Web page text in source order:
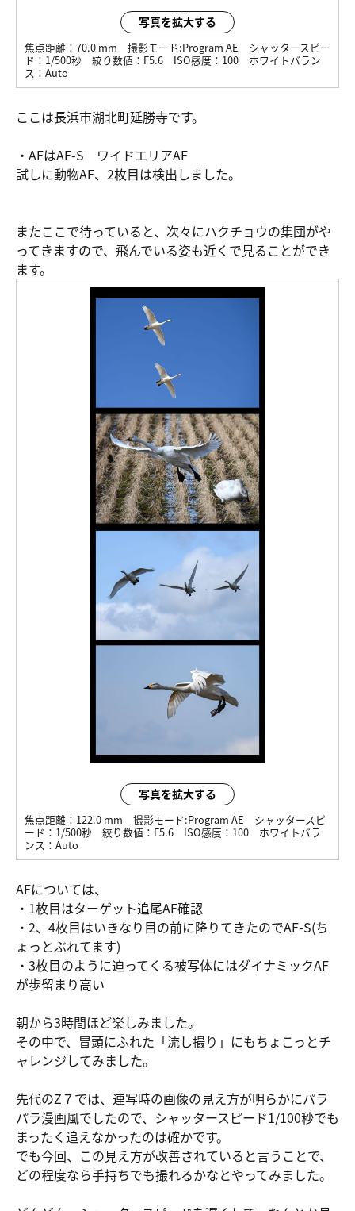
写真を拡大する
焦点距離： 70.0 mm 撮影モード:Program AE
シャッタースピー
ド： 1/500秒 絞り数値： F5.6 ISO感度： 100
ホワイトバラン
ス： Auto
ここは長浜市湖北町延勝寺です。
・AFはAF-S ワイドエリアAF
試しに動物AF、2枚目は検出しました。
またここで待っていると、次々にハクチョウの集団がや
ってきますので、飛んでいる姿も近くで見ることができ
ます。
写真を拡大する
焦点距離： 122.0 mm 撮影モード:Program AE
シャッタースピ
ード： 1/500秒 絞り数値： F5.6 ISO感度： 100
ホワイトバラ
ンス： Auto
AFについては、
・1枚目はターゲット追尾AF確認
・2、4枚目はいきなり目の前に降りてきたのでAF-S(ち
ょっとぶれてます)
・3枚目のように迫ってくる被写体にはダイナミックAF
が歩留まり高い
朝から3時間ほど楽しみました。
その中で、冒頭にふれた「流し撮り」にもちょこっとチ
ャレンジしてみました。
先代のZ７では、連写時の画像の見え方が明らかにパラ
パラ漫画風でしたので、シャッタースピード1/100秒でも
まったく追えなかったのは確かです。
でも今回、この見え方が改善されていると言うことで、
どの程度なら手持ちでも撮れるかなとやってみました。